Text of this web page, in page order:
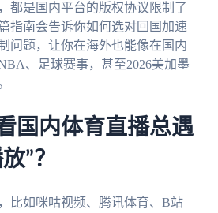
是国内平台的版权协议限制了
指南会告诉你如何选对回国加速
问题，让你在海外也能像在国内
、足球赛事，甚至2026美加墨
国内体育直播总遇
”？
比如咪咕视频、腾讯体育、B站